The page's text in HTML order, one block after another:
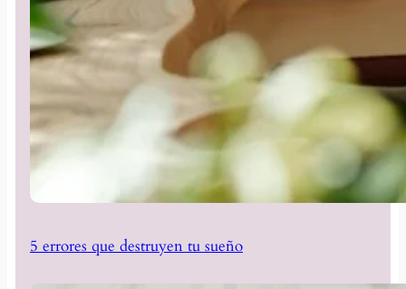
5 errores que destruyen tu sueño